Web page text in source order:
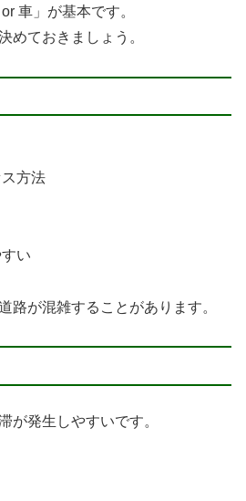
車」が基本です。
めておきましょう。
方法
い
路が混雑することがあります。
が発生しやすいです。